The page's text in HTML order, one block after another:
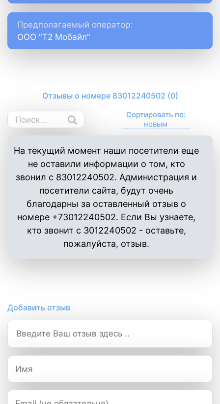
Предполагаемый оператор:
ООО "Т2 Мобайл"
Отзывы о номере 83012240502 (0)
Сортировать по:
На текущий момент наши посетители еще
не оставили информации о том, кто
звонил с 83012240502. Администрация и
посетители сайта, будут очень
благодарны за оставленный отзыв о
номере +73012240502. Если Вы узнаете,
кто звонит с 3012240502 - оставьте,
пожалуйста, отзыв.
Добавить отзыв